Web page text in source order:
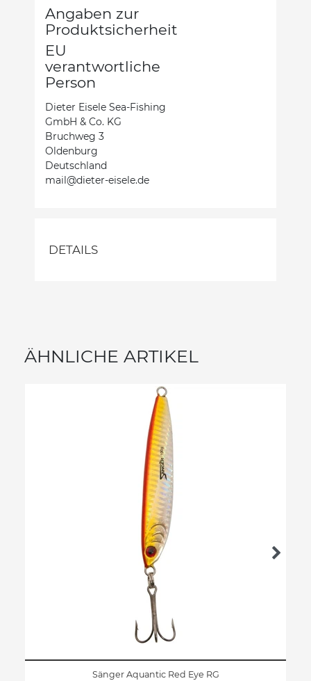
Angaben zur
Produktsicherheit
EU
verantwortliche
Person
Dieter Eisele Sea-Fishing
GmbH & Co. KG
Bruchweg 3
Oldenburg
Deutschland
mail@dieter-eisele.de
DETAILS
ÄHNLICHE ARTIKEL
Sänger Aquantic Red Eye RG